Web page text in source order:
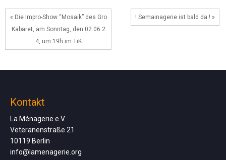
« Die Impro-Show “Mosaik” des Gro
Kabaret, am Sonntag, den 02.06.2
4, um 19h im TiK
! Semainagerie ist bald da ! »
Kontakt
La Ménagerie e.V.
Veteranenstraße 21
10119 Berlin
info@lamenagerie.org